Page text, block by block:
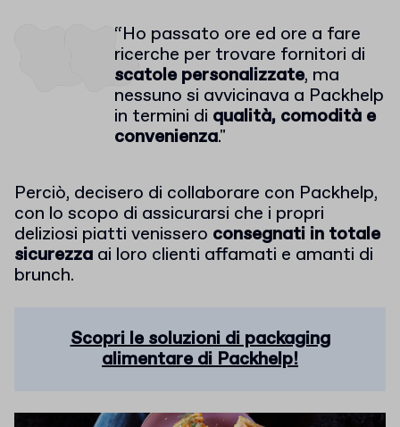
“Ho passato ore ed ore a fare
ricerche per trovare fornitori di
scatole personalizzate, ma
nessuno si avvicinava a Packhelp
in termini di qualità, comodità e
convenienza."
Perciò, decisero di collaborare con Packhelp,
con lo scopo di assicurarsi che i propri
deliziosi piatti venissero consegnati in totale
sicurezza ai loro clienti affamati e amanti di
brunch.
Scopri le soluzioni di packaging
alimentare di Packhelp!